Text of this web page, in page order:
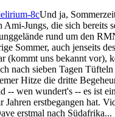
Und ja,
Ami-Jungs, die sich bereits
rund um den
Sommer, auch jenseits
(kommt uns bekannt vor),
nach sieben Tagen
Hitze die dritte
-- wen wundert's -- es ist
Jahren erstbegangen hat.
erstmal nach Südafrika...